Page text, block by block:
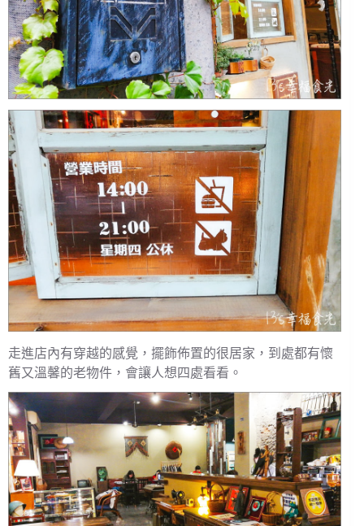
走進店內有穿越的感覺，擺飾佈置的很居家，到處都有懷
舊又溫馨的老物件，會讓人想四處看看。